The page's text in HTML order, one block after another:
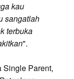
kau
sangatlah
terbuka
".
Parent,